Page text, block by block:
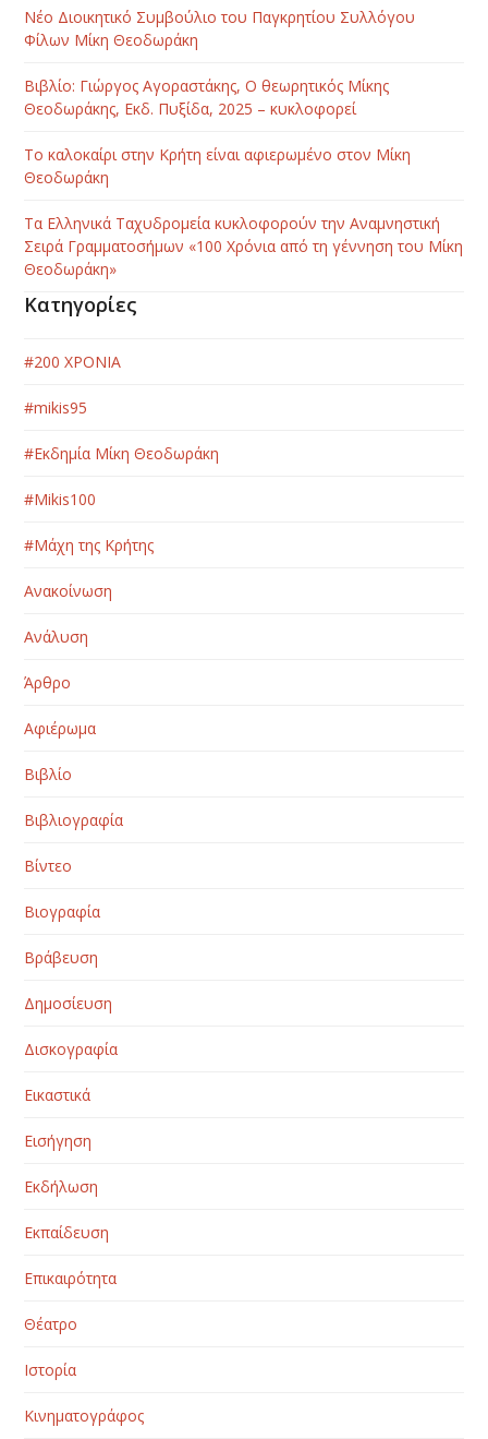
Νέο Διοικητικό Συμβούλιο του Παγκρητίου Συλλόγου
Φίλων Μίκη Θεοδωράκη
Βιβλίο: Γιώργος Αγοραστάκης, Ο θεωρητικός Μίκης
Θεοδωράκης, Εκδ. Πυξίδα, 2025 – κυκλοφορεί
Το καλοκαίρι στην Κρήτη είναι αφιερωμένο στον Μίκη
Θεοδωράκη
Τα Ελληνικά Ταχυδρομεία κυκλοφορούν την Αναμνηστική
Σειρά Γραμματοσήμων «100 Χρόνια από τη γέννηση του Μίκη
Θεοδωράκη»
Κατηγορίες
#200 ΧΡΟΝΙΑ
#mikis95
#Εκδημία Μίκη Θεοδωράκη
#Μikis100
#Μάχη της Κρήτης
Ανακοίνωση
Ανάλυση
Άρθρο
Αφιέρωμα
Βιβλίο
Βιβλιογραφία
Βίντεο
Βιογραφία
Βράβευση
Δημοσίευση
Δισκογραφία
Εικαστικά
Εισήγηση
Εκδήλωση
Εκπαίδευση
Επικαιρότητα
Θέατρο
Ιστορία
Κινηματογράφος